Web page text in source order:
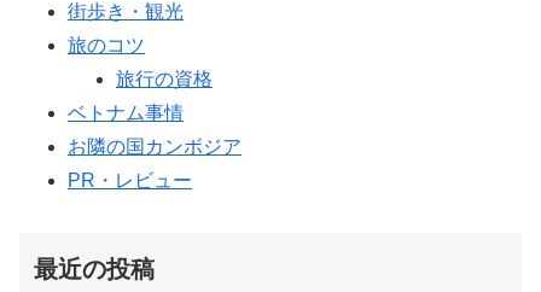
街歩き・観光
旅のコツ
旅行の資格
ベトナム事情
お隣の国カンボジア
PR・レビュー
最近の投稿